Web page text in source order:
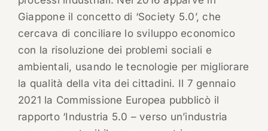
Giappone il concetto di ‘Society 5.0’, che
cercava di conciliare lo sviluppo economico
con la risoluzione dei problemi sociali e
ambientali, usando le tecnologie per migliorare
la qualità della vita dei cittadini. Il 7 gennaio
2021 la Commissione Europea pubblicò il
rapporto ‘Industria 5.0 – verso un’industria